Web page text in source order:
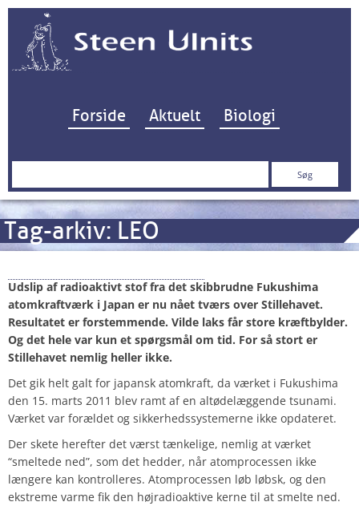
Hop til indhold
Forside Aktuelt Biologi
Søg
Tag-arkiv: LEO
Udslip af radioaktivt stof fra det skibbrudne Fukushima
atomkraftværk i Japan er nu nået tværs over Stillehavet.
Resultatet er forstemmende. Vilde laks får store kræftbylder.
Og det hele var kun et spørgsmål om tid. For så stort er
Stillehavet nemlig heller ikke.
Det gik helt galt for japansk atomkraft, da værket i Fukushima
den 15. marts 2011 blev ramt af en altødelæggende tsunami.
Værket var forældet og sikkerhedssystemerne ikke opdateret.
Der skete herefter det værst tænkelige, nemlig at værket
“smeltede ned”, som det hedder, når atomprocessen ikke
længere kan kontrolleres. Atomprocessen løb løbsk, og den
ekstreme varme fik den højradioaktive kerne til at smelte ned.